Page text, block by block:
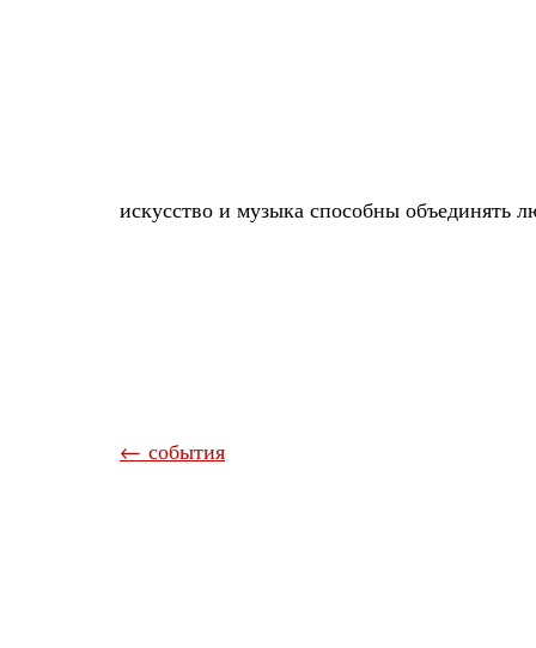
искусство и музыка способны объединять
← события